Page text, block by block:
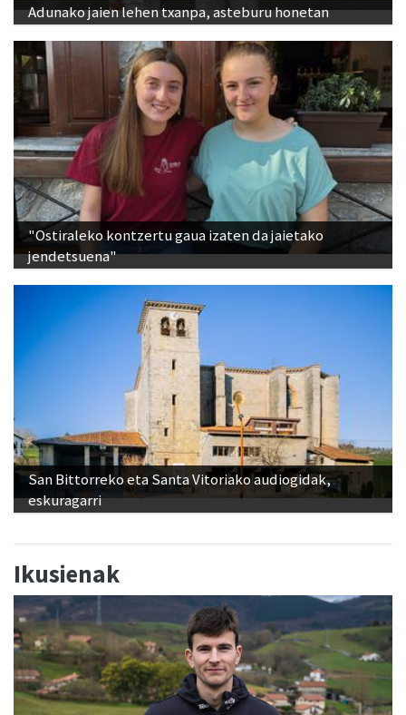
Adunako jaien lehen txanpa, asteburu honetan
"Ostiraleko kontzertu gaua izaten da jaietako
jendetsuena"
San Bittorreko eta Santa Vitoriako audiogidak,
eskuragarri
Ikusienak